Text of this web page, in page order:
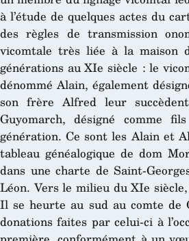
à l’étude de quelques actes du
des règles de transmission
vicomtale très liée à la maison
générations au XIe siècle : le
dénommé Alain, également
son frère Alfred leur
Guyomarch, désigné comme
génération. Ce sont les Alain et
tableau généalogique de dom
dans une charte de Saint-
Léon. Vers le milieu du XIe
Il se heurte au sud au comte de
donations faites par celui-ci à